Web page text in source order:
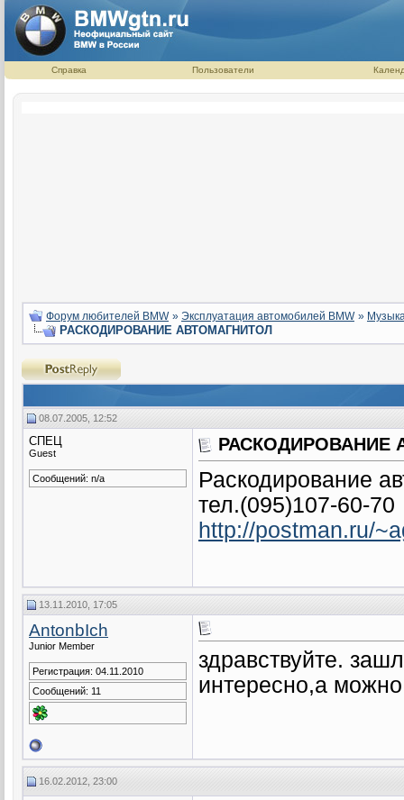
Справка Пользователи
Форум любителей BMW » Эксплуатация автомобилей BMW »
РАСКОДИРОВАНИЕ АВТОМАГНИТОЛ
08.07.2005, 12:52
СПЕЦ
Guest
Сообщений: n/a
РАСКОДИРОВАНИЕ
Раскодирование
тел.(095)107-60-70
http://postman.ru/
13.11.2010, 17:05
AntonbIch
Junior Member
Регистрация: 04.11.2010
Сообщений: 11
здравствуйте.
интересно,а
16.02.2012, 23:00